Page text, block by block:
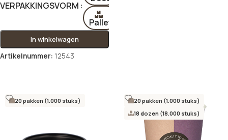
VERPAKKINGSVORM
Pallet
In winkelwagen
Artikelnummer: 12543
20 pakken (1.000 stuks)
20 pakken (1.000 stuks)
18 dozen (18.000 stuks)